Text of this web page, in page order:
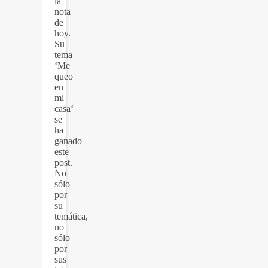
nota
de
hoy.
Su
tema
‘Me
queo
en
mi
casa‘
se
ha
ganado
este
post.
No
sólo
por
su
temática,
no
sólo
por
sus